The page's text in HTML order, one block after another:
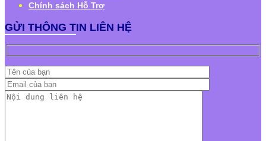
Chính sách Hỗ Trợ
GỬI THÔNG TIN LIÊN HỆ